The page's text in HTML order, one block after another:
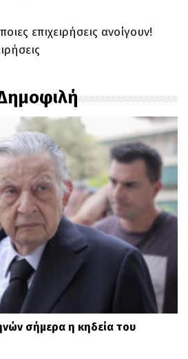
επιχειρήσεις ανοίγουν!
σήμερα η κηδεία του